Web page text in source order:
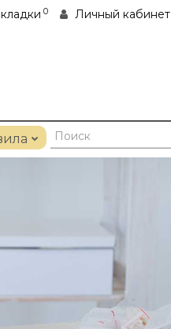
0 Личный кабинет